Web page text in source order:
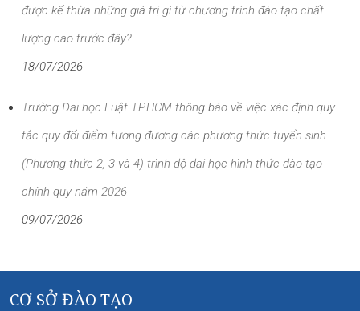
được kế thừa những giá trị gì từ chương trình đào tạo chất
lượng cao trước đây?
18/07/2026
Trường Đại học Luật TP.HCM thông báo về việc xác định quy
tắc quy đổi điểm tương đương các phương thức tuyển sinh
(Phương thức 2, 3 và 4) trình độ đại học hình thức đào tạo
chính quy năm 2026
09/07/2026
CƠ SỞ ĐÀO TẠO